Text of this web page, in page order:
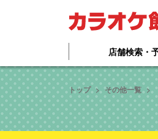
本文へ移動する
店舗検索・
トップ その他一覧